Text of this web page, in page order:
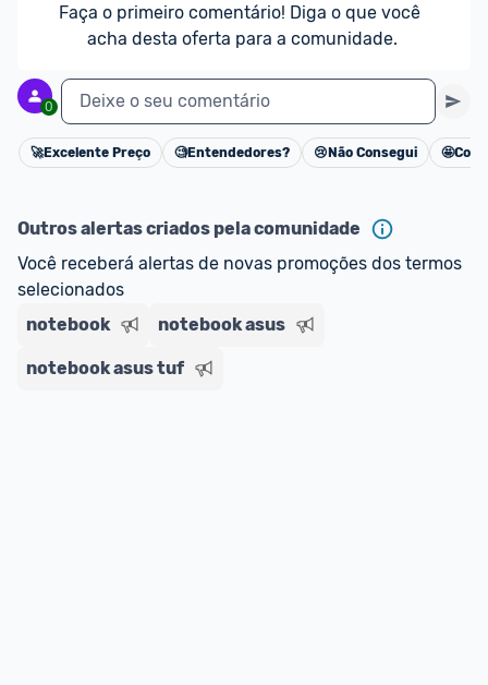
Faça o primeiro comentário! Diga o que você
acha desta oferta para a comunidade.
0 Deixe o seu comentário
Cancelar
🚀Excelente Preço 🧐Entendedores? 😢 Não Consegui 🤩
Outros alertas criados pela comunidade
Você receberá alertas de novas promoções dos termos
selecionados
notebook
notebook asus
notebook asus tuf